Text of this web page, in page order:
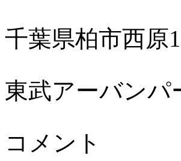
千葉県柏市西原
東武アーバンパ
コメント